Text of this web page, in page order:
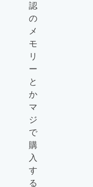
認
の
メ
モ
リ
ー
と
か
マ
ジ
で
購
入
す
る